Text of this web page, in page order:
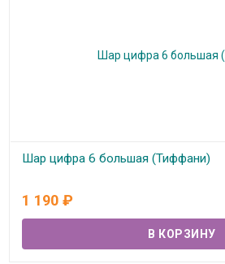
Шар цифра 6 большая (Тиффани)
1 190 ₽